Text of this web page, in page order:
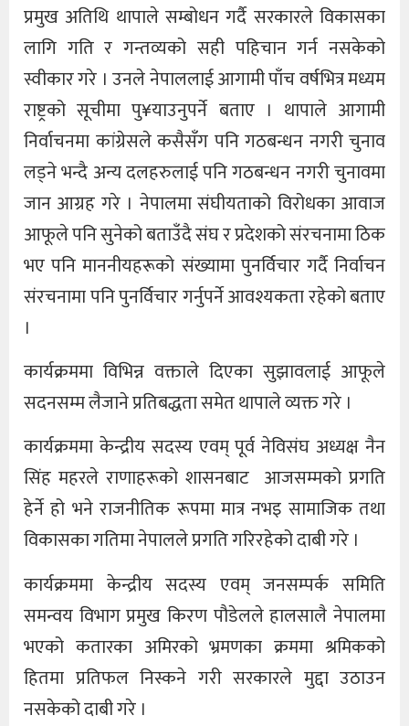
प्रमुख अतिथि थापाले सम्बोधन गर्दै सरकारले विकासका
लागि गति र गन्तव्यको सही पहिचान गर्न नसकेको
स्वीकार गरे । उनले नेपाललाई आगामी पाँच वर्षभित्र मध्यम
राष्ट्रको सूचीमा पु¥याउनुपर्ने बताए । थापाले आगामी
निर्वाचनमा कांग्रेसले कसैसँग पनि गठबन्धन नगरी चुनाव
लड्ने भन्दै अन्य दलहरुलाई पनि गठबन्धन नगरी चुनावमा
जान आग्रह गरे । नेपालमा संघीयताको विरोधका आवाज
आफूले पनि सुनेको बताउँदै संघ र प्रदेशको संरचनामा ठिक
भए पनि माननीयहरूको संख्यामा पुनर्विचार गर्दै निर्वाचन
संरचनामा पनि पुनर्विचार गर्नुपर्ने आवश्यकता रहेको बताए
।
कार्यक्रममा विभिन्न वक्ताले दिएका सुझावलाई आफूले
सदनसम्म लैजाने प्रतिबद्धता समेत थापाले व्यक्त गरे ।
कार्यक्रममा केन्द्रीय सदस्य एवम् पूर्व नेविसंघ अध्यक्ष नैन
सिंह महरले राणाहरूको शासनबाट आजसम्मको प्रगति
हेर्ने हो भने राजनीतिक रूपमा मात्र नभइ सामाजिक तथा
विकासका गतिमा नेपालले प्रगति गरिरहेको दाबी गरे ।
कार्यक्रममा केन्द्रीय सदस्य एवम् जनसम्पर्क समिति
समन्वय विभाग प्रमुख किरण पौडेलले हालसालै नेपालमा
भएको कतारका अमिरको भ्रमणका क्रममा श्रमिकको
हितमा प्रतिफल निस्कने गरी सरकारले मुद्दा उठाउन
नसकेको दाबी गरे ।